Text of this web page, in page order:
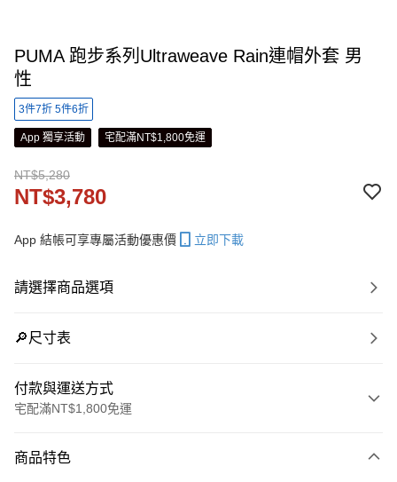
PUMA 跑步系列Ultraweave Rain連帽外套 男
性
3件7折 5件6折
App 獨享活動 宅配滿NT$1,800免運
NT$5,280
NT$3,780
App 結帳可享專屬活動優惠價 立即下載
請選擇商品選項
🔎尺寸表
付款與運送方式
宅配滿NT$1,800免運
信用卡一次付款
商品特色